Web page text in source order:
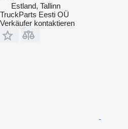
Estland, Tallinn
TruckParts Eesti OÜ
Verkäufer kontaktieren